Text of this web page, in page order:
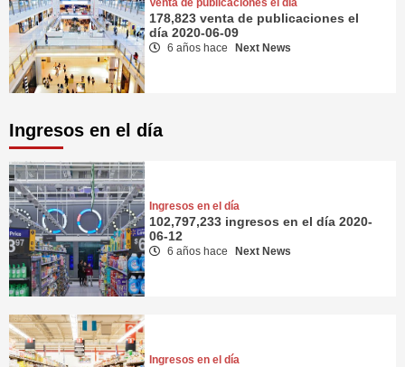
Venta de publicaciones el día
178,823 venta de publicaciones el
día 2020-06-09
6 años hace Next News
Ingresos en el día
Ingresos en el día
102,797,233 ingresos en el día 2020-
06-12
6 años hace Next News
Ingresos en el día